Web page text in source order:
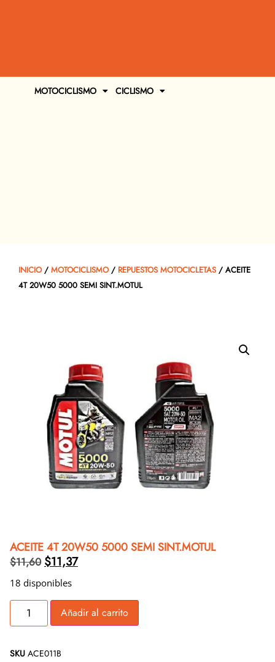
MOTOCICLISMO CICLISMO
INICIO/ MOTOCICLISMO/ REPUESTOS MOTOCICLETAS / ACEITE
4T 20W50 5000 SEMI SINT.MOTUL
ACEITE 4T 20W50 5000 SEMI SINT.MOTUL
$11,60 $11,37
18 disponibles
Añadir al carrito
SKU ACE011B